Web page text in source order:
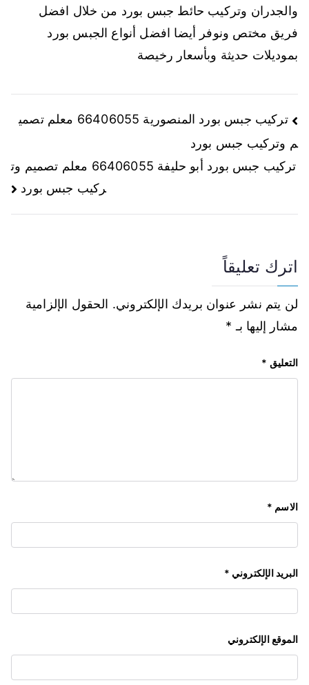
والجدران وتركيب حائط جبس بورد من خلال افضل
فريق مختص ونوفر أيضا افضل أنواع الجبس بورد
بموديلات حديثة وبأسعار رخيصة
تركيب جبس بورد المنصورية 66406055 معلم تصمي
م وتركيب جبس بورد
تركيب جبس بورد أبو حليفة 66406055 معلم تصميم وت
ركيب جبس بورد
اترك تعليقاً
لن يتم نشر عنوان بريدك الإلكتروني. الحقول الإلزامية
مشار إليها بـ *
التعليق *
الاسم *
البريد الإلكتروني *
الموقع الإلكتروني